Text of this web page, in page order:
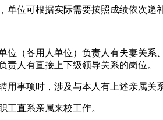
位可根据实际需要按照成绩依次递补
位（各用人单位）负责人有夫妻关
人有直接上下级领导关系的岗位。
事项时，涉及与本人有上述亲属关
工直系亲属来校工作。